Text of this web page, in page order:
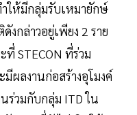
ให้มีกลุ่มรับเหมายักษ์
กล่าวอยู่เพียง 2 ราย
STECON ที่ร่วม
ผลงานก่อสร้างอุโมงค์
ร่วมกับกลุ่ม ITD ใน